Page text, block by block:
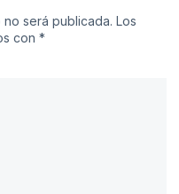
será publicada. Los
con *